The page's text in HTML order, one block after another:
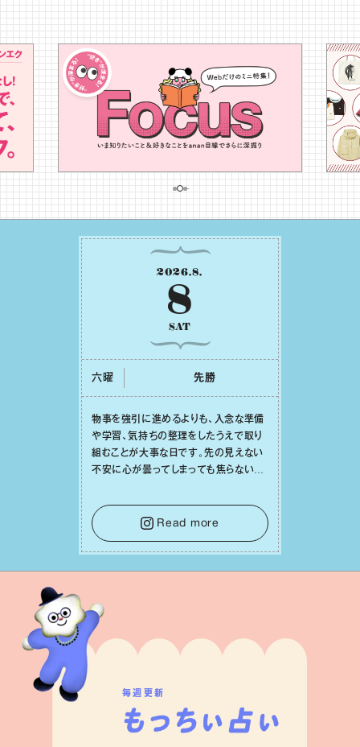
2026.8.
8
SAT
六曜 先勝
物事を強引に進めるよりも、⼊念な準備
や学習、気持ちの整理をしたうえで取り
組むことが⼤事な⽇です。先の⾒えない
不安に⼼が曇ってしまっても焦らない
⾝や疲れていそうな⼈をいたわることに
時間を使いましょう。ここでしっかりとエ
ネルギーを蓄え、困難を乗り越える⼒に
変えましょう。
Read more
毎週更新